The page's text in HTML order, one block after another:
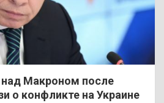
Макроном после
о конфликте на Украине